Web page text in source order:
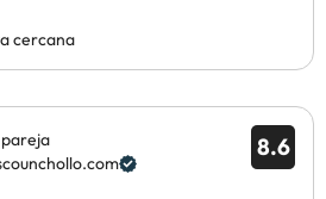
cercana
8.6